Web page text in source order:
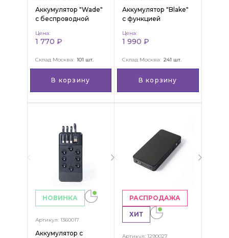
Аккумулятор "Wade"
с беспроводной
mAh
Цена:
1 770 ₽
Склад Москва: 101 шт.
В корзину
Аккумулятор "Blake"
с функцией
зарядки, 20 000 mAh
Цена:
1 990 ₽
Склад Москва: 241 шт.
В корзину
НОВИНКА
Артикул: 1360017
Аккумулятор с
РАСПРОДАЖА
ХИТ
Артикул: 1290027